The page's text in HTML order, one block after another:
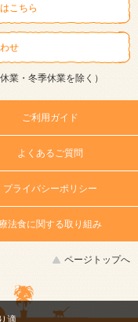
こちら
せ
業・冬季休業を除く）
ご利用ガイド
よくあるご質問
プライバシーポリシー
法食に関する取り組み
ページトップへ